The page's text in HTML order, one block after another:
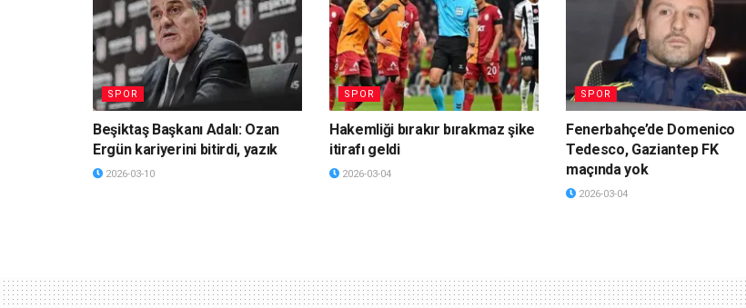
SPOR
Beşiktaş Başkanı Adalı: Ozan
Ergün kariyerini bitirdi, yazık
2026-03-10
SPOR
Hakemliği bırakır bırakmaz şike
itirafı geldi
2026-03-04
SPOR
Fenerbahçe’de Domenico
Tedesco, Gaziantep FK
maçında yok
2026-03-04